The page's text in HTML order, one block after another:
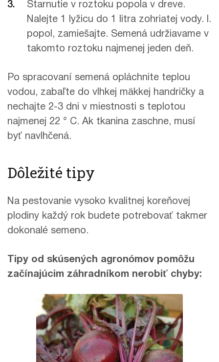
Starnutie v roztoku popola v dreve.
Nalejte 1 lyžicu do 1 litra zohriatej vody. l.
popol, zamiešajte. Semená udržiavame v
takomto roztoku najmenej jeden deň.
Po spracovaní semená opláchnite teplou
vodou, zabaľte do vlhkej mäkkej handričky a
nechajte 2-3 dni v miestnosti s teplotou
najmenej 22 ° C. Ak tkanina zaschne, musí
byť navlhčená.
Dôležité tipy
Na pestovanie vysoko kvalitnej koreňovej
plodiny každý rok budete potrebovať takmer
dokonalé semeno.
Tipy od skúsených agronómov pomôžu
začínajúcim záhradníkom nerobiť chyby: